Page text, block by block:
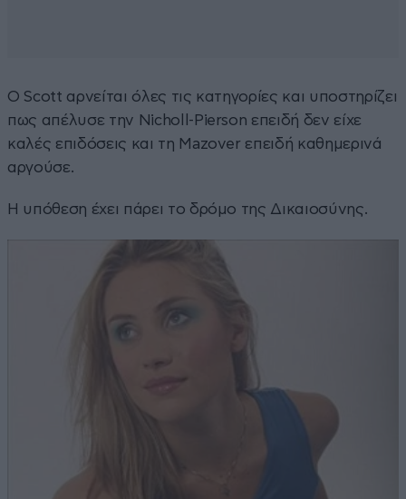
Ο Scott αρνείται όλες τις κατηγορίες και υποστηρίζει
πως απέλυσε την Nicholl-Pierson επειδή δεν είχε
καλές επιδόσεις και τη Mazover επειδή καθημερινά
αργούσε.
Η υπόθεση έχει πάρει το δρόμο της Δικαιοσύνης.